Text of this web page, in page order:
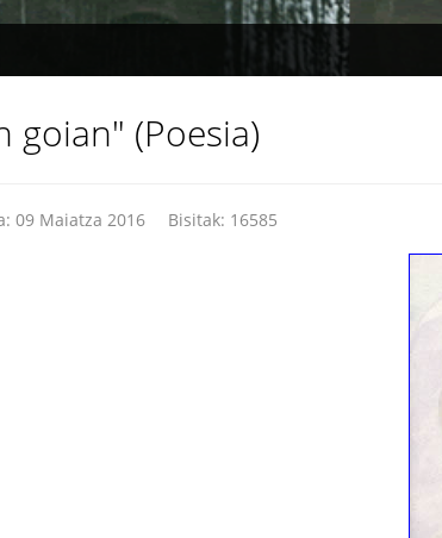
goian" (Poesia)
09 Maiatza 2016 Bisitak: 16585